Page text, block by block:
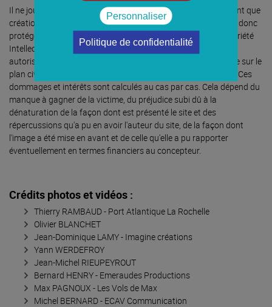
Il ne joue que dans le cadre du respect du droit d'auteur. En tant que
création de l'esprit, les images (même les copies d'écran) sont donc
protégées par le droit d'auteur (art. L112-2-9 du Code de Propriété
Intellectuelle). Le fait de reproduire ou de représenter, sans
autorisation, des images, textes ou documents est punissable sur le
plan civil par une condamnation à des dommages et intérêts. Ces
dommages et intérêts sont calculés au cas par cas. Cela dépend du
manque à gagner de la victime, du préjudice subi dû à la
dénaturation de la façon dont est présenté le site et des
répercussions qu'a pu en avoir l'auteur du site, de la façon dont
l'image a été mise en avant et de celle qu'elle a pu rapporter
éventuellement en termes financiers au concepteur.
Crédits photos et vidéos :
Thierry RAMBAUD - Port Atlantique La Rochelle
Olivier BLANCHET
Jean-Dominique LAMY - Imagine créations
Yann WERDEFROY
Jean-Michel RIEUPEYROUT
Bernard HENRY - Emeraudes Productions
Max PAGNOUX - Les Vols de Max
Michel BERNARD - ECAV Communication
Personnaliser
Politique de confidentialité